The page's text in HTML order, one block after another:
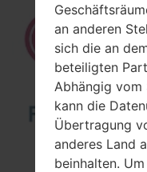
an anderen
sich die an
beteiligten
Abhängig
kann die
Übertragung
anderes Land
beinhalten.